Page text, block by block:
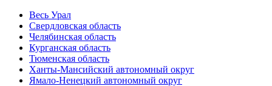
Весь Урал
Свердловская область
Челябинская область
Курганская область
Тюменская область
Ханты-Мансийский автономный округ
Ямало-Ненецкий автономный округ